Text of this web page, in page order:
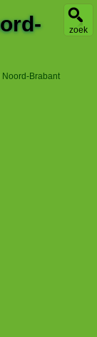
zoek
Noord-Brabant